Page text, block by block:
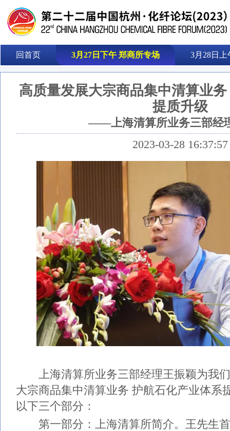
回首页 3月27日下午 郑商所专场 3月28日上
高质量发展大宗商品集中清算业
提质升级
——上海清算所业务三部经
2023-03-28 16:37:57
上海清算所业务三部经理王振颖为我们
大宗商品集中清算业务 护航石化产业体系
以下三个部分：
第一部分：上海清算所简介。王先生首